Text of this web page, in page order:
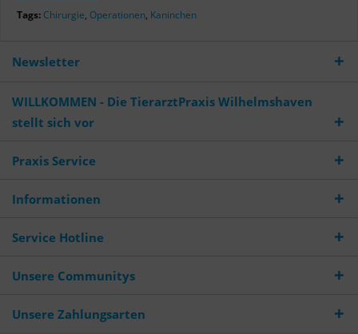
Tags: Chirurgie, Operationen, Kaninchen
Newsletter
WILLKOMMEN - Die TierarztPraxis Wilhelmshaven
stellt sich vor
Praxis Service
Informationen
Service Hotline
Unsere Communitys
Unsere Zahlungsarten